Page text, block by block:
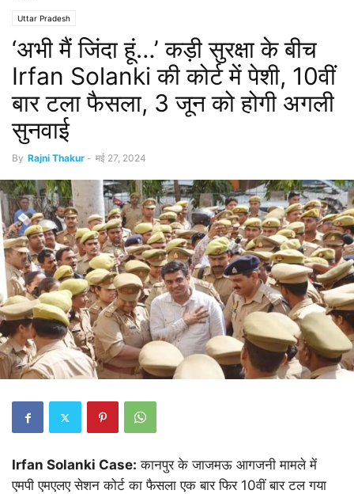
Uttar Pradesh
‘अभी मैं जिंदा हूं…’ कड़ी सुरक्षा के बीच
Irfan Solanki की कोर्ट में पेशी, 10वीं
बार टला फैसला, 3 जून को होगी अगली
सुनवाई
By Rajni Thakur - मई 27, 2024
Irfan Solanki Case: कानपुर के जाजमऊ आगजनी मामले में
एमपी एमएलए सेशन कोर्ट का फैसला एक बार फिर 10वीं बार टल गया